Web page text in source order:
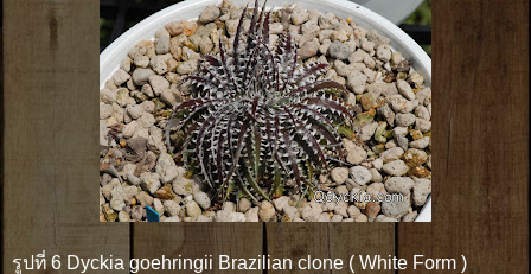
รูปที่ 6 Dyckia goehringii Brazilian clone ( White Form )